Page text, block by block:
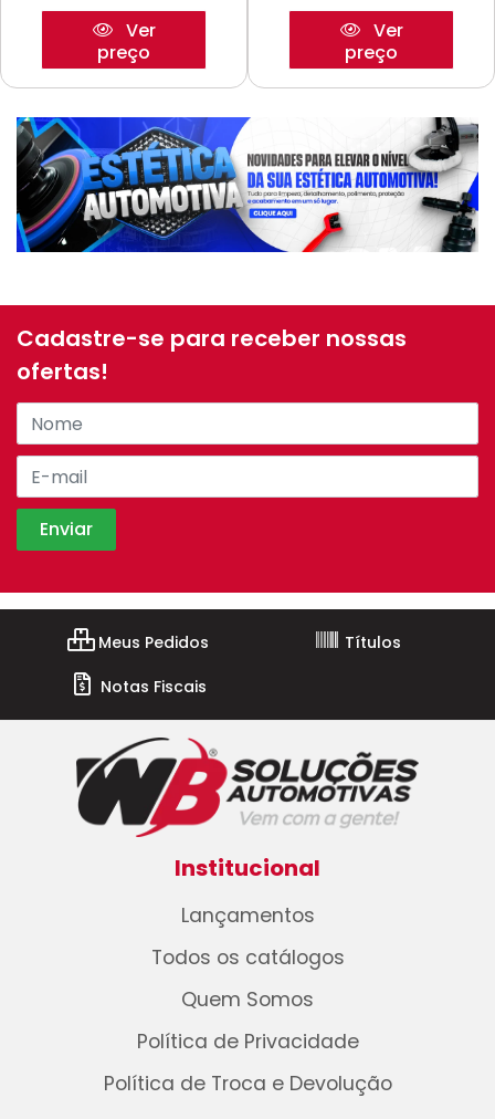
Ver
preço
Ver
preço
Cadastre-se para receber nossas
ofertas!
Meus Pedidos
Títulos
Notas Fiscais
Institucional
Lançamentos
Todos os catálogos
Quem Somos
Política de Privacidade
Política de Troca e Devolução